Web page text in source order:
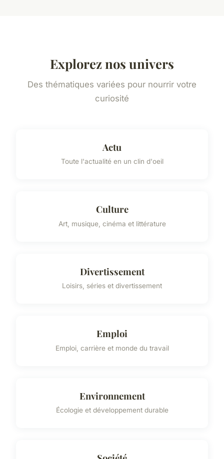
Explorez nos univers
Des thématiques variées pour nourrir votre
curiosité
Actu
Toute l'actualité en un clin d'oeil
Culture
Art, musique, cinéma et littérature
Divertissement
Loisirs, séries et divertissement
Emploi
Emploi, carrière et monde du travail
Environnement
Écologie et développement durable